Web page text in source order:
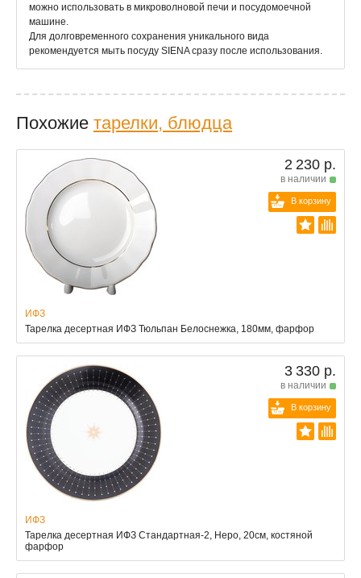
можно использовать в микроволновой печи и посудомоечной
машине.
Для долговременного сохранения уникального вида
рекомендуется мыть посуду SIENA сразу после использования.
Похожие тарелки, блюдца
2 230 р.
в наличии
В корзину
ИФЗ
Тарелка десертная ИФЗ Тюльпан Белоснежка, 180мм, фарфор
3 330 р.
в наличии
В корзину
ИФЗ
Тарелка десертная ИФЗ Стандартная-2, Неро, 20см, костяной
фарфор